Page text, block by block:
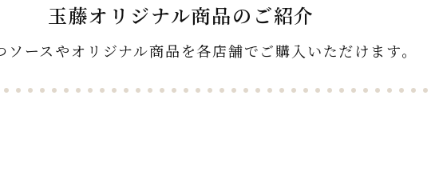
玉藤オリジナル商品のご紹介
ソースやオリジナル商品を各店舗でご購入いただけます。